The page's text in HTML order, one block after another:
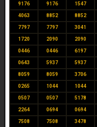
9176 9176 1547
4063 8852 8852
7797 7797 3041
1720 2090 2090
0446 0446 6197
0643 5937 5937
8059 8059 3706
0265 1044 1044
0507 0507 5178
2264 0694 0694
7508 7508 3478